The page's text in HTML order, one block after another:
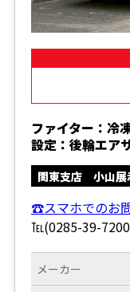
ファイター：冷
設定：後輪エア
関東支店 小山展
☎スマホでのお
℡(0285-39-
メーカー